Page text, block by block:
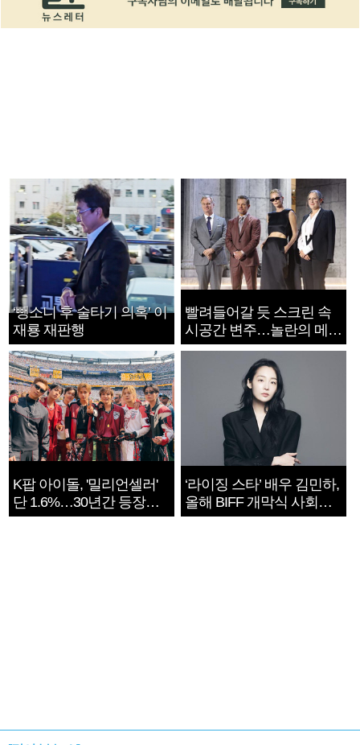
‘뺑소니 후 술타기 의혹’ 이
재룡 재판행
빨려들어갈 듯 스크린 속
시공간 변주…놀란의 메시
지는 ‘전쟁 속죄’
K팝 아이돌, '밀리언셀러'
단 1.6%…30년간 등장
1182개팀 전수조사
‘라이징 스타’ 배우 김민하,
올해 BIFF 개막식 사회자
확정